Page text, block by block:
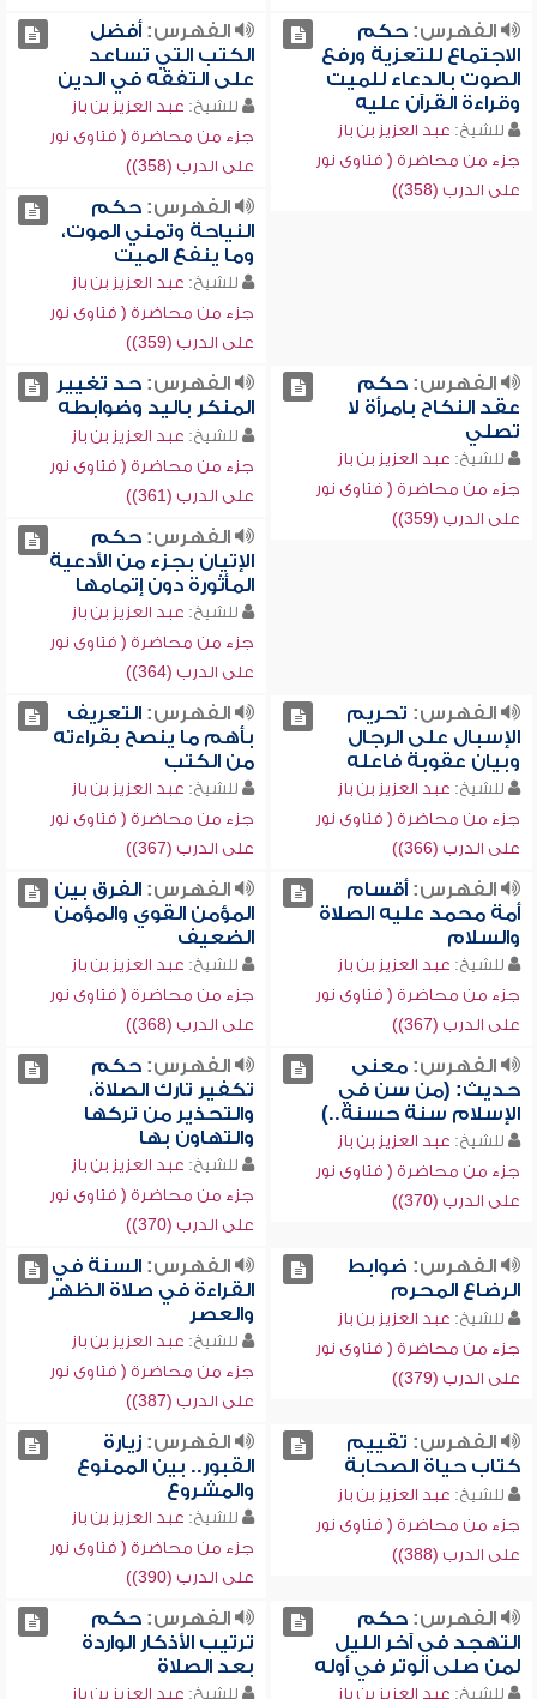
الفهرس:حكم
الاجتماع للتعزية ورفع
الصوت بالدعاء للميت
وقراءة القرآن عليه
للشيخ: عبد العزيز بن باز
جزء من محاضرة ( فتاوى نور
على الدرب (358))
الفهرس:أفضل
الكتب التي تساعد
على التفقه في الدين
للشيخ: عبد العزيز بن باز
جزء من محاضرة ( فتاوى نور
على الدرب (358))
الفهرس:حكم
النياحة وتمني الموت،
وما ينفع الميت
للشيخ: عبد العزيز بن باز
جزء من محاضرة ( فتاوى نور
على الدرب (359))
الفهرس:حكم
عقد النكاح بامرأة لا
تصلي
للشيخ: عبد العزيز بن باز
جزء من محاضرة ( فتاوى نور
على الدرب (359))
الفهرس:حد تغيير
المنكر باليد وضوابطه
للشيخ: عبد العزيز بن باز
جزء من محاضرة ( فتاوى نور
على الدرب (361))
الفهرس:حكم
الإتيان بجزء من الأدعية
المأثورة دون إتمامها
للشيخ: عبد العزيز بن باز
جزء من محاضرة ( فتاوى نور
على الدرب (364))
الفهرس: تحريم
الإسبال على الرجال
وبيان عقوبة فاعله
للشيخ: عبد العزيز بن باز
جزء من محاضرة ( فتاوى نور
على الدرب (366))
الفهرس:التعريف
بأهم ما ينصح بقراءته
من الكتب
للشيخ: عبد العزيز بن باز
جزء من محاضرة ( فتاوى نور
على الدرب (367))
الفهرس:أقسام
أمة محمد عليه الصلاة
والسلام
للشيخ: عبد العزيز بن باز
جزء من محاضرة ( فتاوى نور
على الدرب (367))
الفهرس:الفرق بين
المؤمن القوي والمؤمن
الضعيف
للشيخ: عبد العزيز بن باز
جزء من محاضرة ( فتاوى نور
على الدرب (368))
الفهرس:معنى
حديث: (من سن في
الإسلام سنة حسنة..)
للشيخ: عبد العزيز بن باز
جزء من محاضرة ( فتاوى نور
على الدرب (370))
الفهرس:حكم
تكفير تارك الصلاة،
والتحذير من تركها
والتهاون بها
للشيخ: عبد العزيز بن باز
جزء من محاضرة ( فتاوى نور
على الدرب (370))
الفهرس: ضوابط
الرضاع المحرم
للشيخ: عبد العزيز بن باز
جزء من محاضرة ( فتاوى نور
على الدرب (379))
الفهرس:السنة في
القراءة في صلاة الظهر
والعصر
للشيخ: عبد العزيز بن باز
جزء من محاضرة ( فتاوى نور
على الدرب (387))
الفهرس: تقييم
كتاب حياة الصحابة
للشيخ: عبد العزيز بن باز
جزء من محاضرة ( فتاوى نور
على الدرب (388))
الفهرس:زيارة
القبور.. بين الممنوع
والمشروع
للشيخ: عبد العزيز بن باز
جزء من محاضرة ( فتاوى نور
على الدرب (390))
الفهرس:حكم
التهجد في آخر الليل
لمن صلى الوتر في أوله
للشيخ: عبد العزيز بن باز
الفهرس:حكم
ترتيب الأذكار الواردة
بعد الصلاة
للشيخ: عبد العزيز بن باز